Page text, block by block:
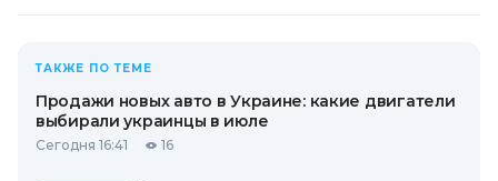
ТАКЖЕ ПО ТЕМЕ
Продажи новых авто в Украине: какие двигатели
выбирали украинцы в июле
Сегодня 16:41 16